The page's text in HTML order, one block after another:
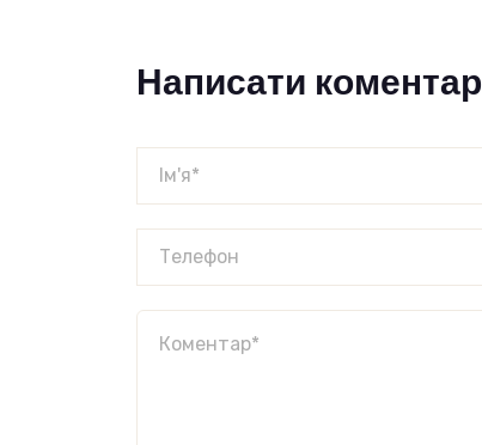
Написати коментар